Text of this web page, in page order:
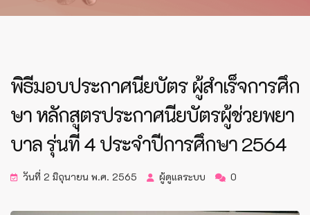
พิธีมอบประกาศนียบัตร ผู้สำเร็จการศึก
ษา หลักสูตรประกาศนียบัตรผู้ช่วยพยา
บาล รุ่นที่ 4 ประจำปีการศึกษา 2564
วันที่ 2 มิถุนายน พ.ศ. 2565 ผู้ดูแลระบบ 0